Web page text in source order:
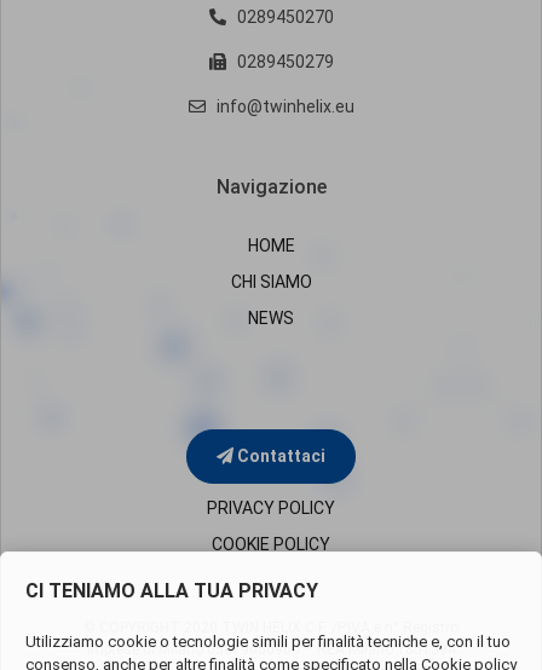
0289450270
0289450279
info@twinhelix.eu
Navigazione
HOME
CHI SIAMO
NEWS
Contattaci
PRIVACY POLICY
COOKIE POLICY
Imprese di Milano05819650960 – REA Milano 1851394
CI TENIAMO ALLA TUA PRIVACY
Utilizziamo cookie o tecnologie simili per finalità tecniche e, con il tuo
consenso, anche per altre finalità come specificato nella Cookie policy